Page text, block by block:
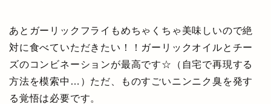
あとガーリックフライもめちゃくちゃ美味しいので絶
対に食べていただきたい！！ガーリックオイルとチー
ズのコンビネーションが最高です☆（自宅で再現する
方法を模索中…）ただ、ものすごいニンニク臭を発す
る覚悟は必要です。